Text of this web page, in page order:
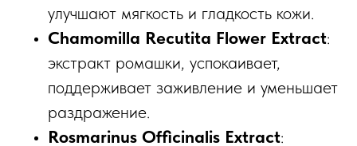
улучшают мягкость и гладкость кожи.​
Chamomilla Recutita Flower Extract:
экстракт ромашки, успокаивает,
поддерживает заживление и уменьшает
раздражение.​
Rosmarinus Officinalis Extract: